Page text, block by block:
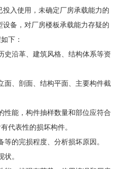
入使用，未确定厂房承载能力的
备，对厂房楼板承载能力存疑的
下：
史沿革、建筑风格、结构体系等资
面、剖面、结构平面、主要构件截
性能，构件抽样数量和部位应符合
代表性的损坏构件。
的完损程度、分析损坏原因。
。